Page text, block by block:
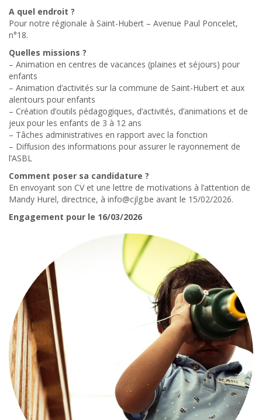
A quel endroit ?
Pour notre régionale à Saint-Hubert – Avenue Paul Poncelet,
n°18.
Quelles missions ?
– Animation en centres de vacances (plaines et séjours) pour
enfants
– Animation d’activités sur la commune de Saint-Hubert et aux
alentours pour enfants
– Création d’outils pédagogiques, d’activités, d’animations et de
jeux pour les enfants de 3 à 12 ans
– Tâches administratives en rapport avec la fonction
– Diffusion des informations pour assurer le rayonnement de
l’ASBL
Comment poser sa candidature ?
En envoyant son CV et une lettre de motivations à l’attention de
Mandy Hurel, directrice, à info@cjlg.be avant le 15/02/2026.
Engagement pour le 16/03/2026